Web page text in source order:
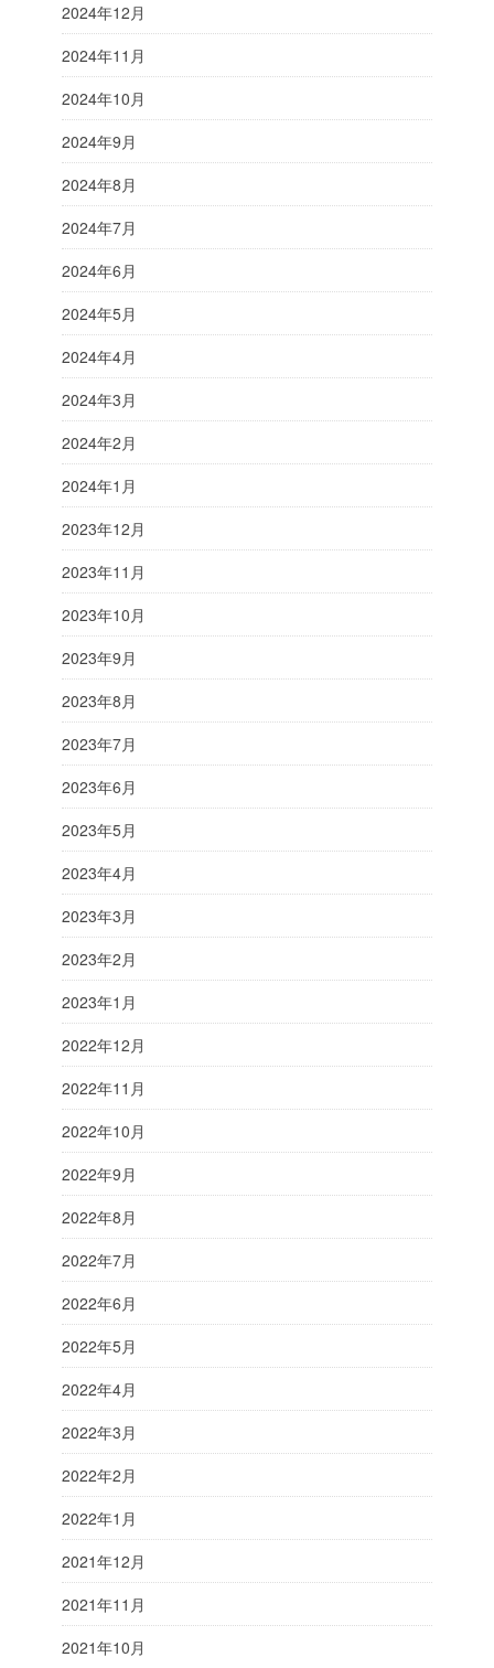
2024年12月
2024年11月
2024年10月
2024年9月
2024年8月
2024年7月
2024年6月
2024年5月
2024年4月
2024年3月
2024年2月
2024年1月
2023年12月
2023年11月
2023年10月
2023年9月
2023年8月
2023年7月
2023年6月
2023年5月
2023年4月
2023年3月
2023年2月
2023年1月
2022年12月
2022年11月
2022年10月
2022年9月
2022年8月
2022年7月
2022年6月
2022年5月
2022年4月
2022年3月
2022年2月
2022年1月
2021年12月
2021年11月
2021年10月